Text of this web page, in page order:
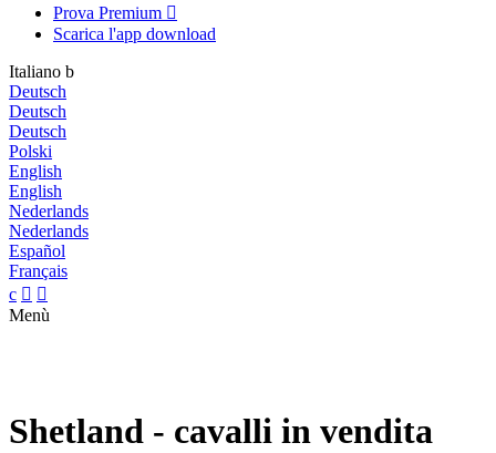
Prova Premium 
Scarica l'app download
Italiano b
Deutsch
Deutsch
Deutsch
Polski
English
English
Nederlands
Nederlands
Español
Français
c  
Menù
Shetland - cavalli in vendita